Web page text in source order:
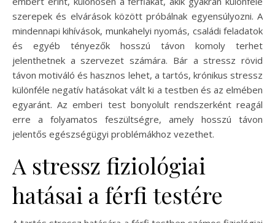
szerepek és elvárások között próbálnak egyensúlyozni. A
mindennapi kihívások, munkahelyi nyomás, családi feladatok
és egyéb tényezők hosszú távon komoly terhet
jelenthetnek a szervezet számára. Bár a stressz rövid
távon motiváló és hasznos lehet, a tartós, krónikus stressz
különféle negatív hatásokat vált ki a testben és az elmében
egyaránt. Az emberi test bonyolult rendszerként reagál
erre a folyamatos feszültségre, amely hosszú távon
jelentős egészségügyi problémákhoz vezethet.
A stressz fiziológiai
hatásai a férfi testére